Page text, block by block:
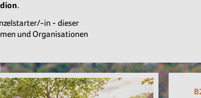
.
in - dieser
und Organisationen